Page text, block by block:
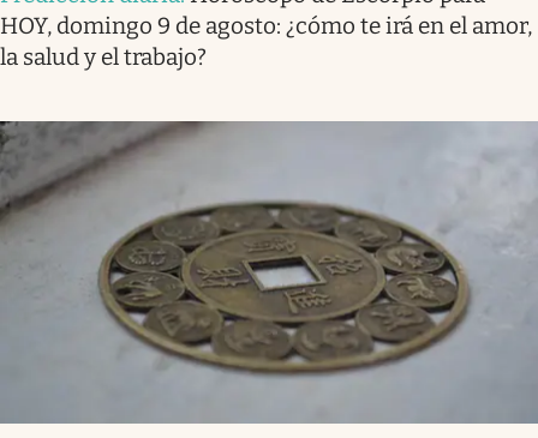
HOY, domingo 9 de agosto: ¿cómo te irá en el amor,
la salud y el trabajo?